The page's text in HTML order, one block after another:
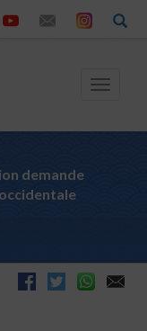
Toggle
demande